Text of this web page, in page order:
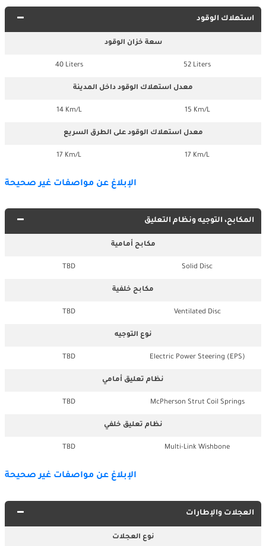
استهلاك الوقود
سعة خزان الوقود
52 Liters
40 Liters
معدل استهلاك الوقود داخل المدينة
15 Km/L
14 Km/L
معدل استهلاك الوقود على الطرق السريع
17 Km/L
17 Km/L
الإبلاغ عن مواصفات غير صحيحة
المكابح، التوجيه ونظام التعليق
مكابح أمامية
Solid Disc
TBD
مكابح خلفية
Ventilated Disc
TBD
نوع التوجيه
Electric Power Steering (EPS)
TBD
نظام تعليق أمامي
McPherson Strut Coil Springs
TBD
نظام تعليق خلفي
Multi-Link Wishbone
TBD
الإبلاغ عن مواصفات غير صحيحة
العجلات والإطارات
نوع العجلات